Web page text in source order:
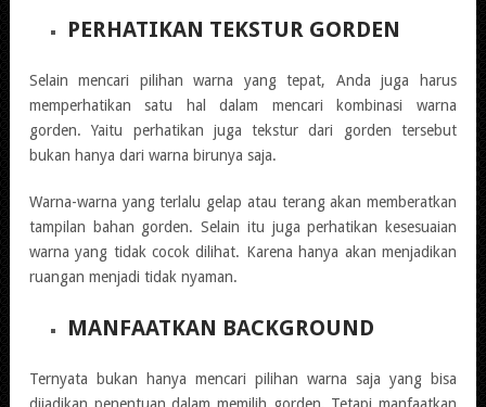
PERHATIKAN TEKSTUR GORDEN
Selain mencari pilihan warna yang tepat, Anda juga harus
memperhatikan satu hal dalam mencari kombinasi warna
gorden. Yaitu perhatikan juga tekstur dari gorden tersebut
bukan hanya dari warna birunya saja.
Warna-warna yang terlalu gelap atau terang akan memberatkan
tampilan bahan gorden. Selain itu juga perhatikan kesesuaian
warna yang tidak cocok dilihat. Karena hanya akan menjadikan
ruangan menjadi tidak nyaman.
MANFAATKAN BACKGROUND
Ternyata bukan hanya mencari pilihan warna saja yang bisa